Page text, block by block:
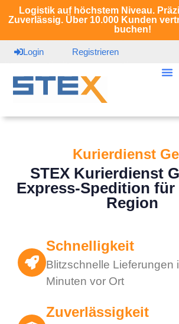
Logistik auf höchstem Niveau.
Zuverlässig. Über 10.000 Kunden
buchen!
Login Registrieren
Kurierdienst
STEX Kurierdienst
Express-Spedition für
Region
Schnelligkeit
Blitzschnelle Lieferungen
Minuten vor Ort
Zuverlässigkeit